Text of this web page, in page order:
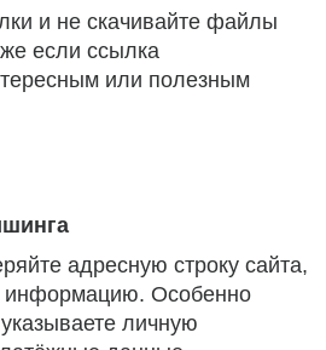
и не скачивайте файлы
если ссылка
или полезным
адресную строку сайта,
информацию. Особенно
личную